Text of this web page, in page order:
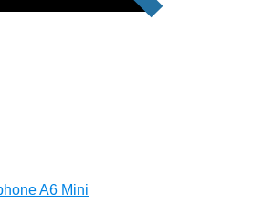
A6 Mini